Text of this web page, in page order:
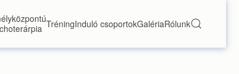
TréningInduló csoportokGalériaRólunk